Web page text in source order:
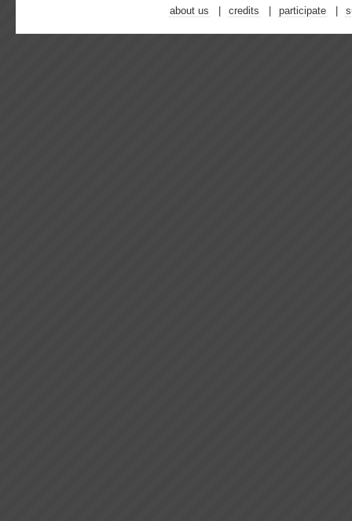
about us credits participate